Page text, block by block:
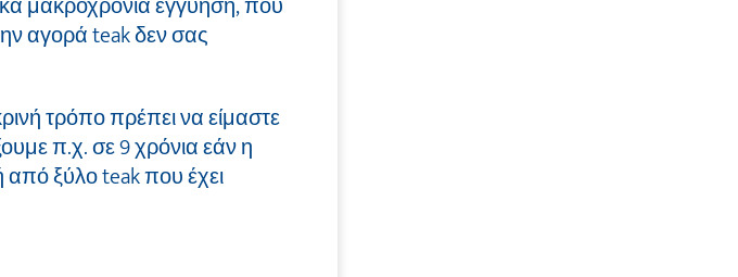
αγορά teak δεν σας
τρόπο πρέπει να είμαστε
π.χ. σε 9 χρόνια εάν η
από ξύλο teak που έχει